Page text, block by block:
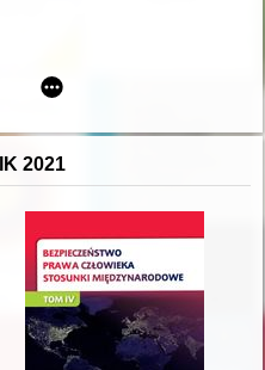
społeczno-kulturalnej i
2021